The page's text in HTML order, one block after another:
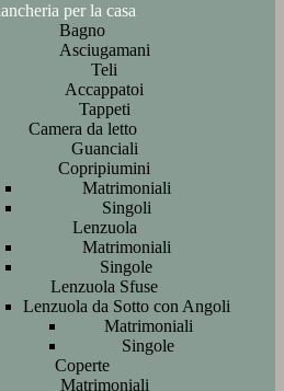
per la casa
Bagno
Asciugamani
Teli
Accappatoi
Tappeti
Camera da letto
Guanciali
Copripiumini
Matrimoniali
Singoli
Lenzuola
Matrimoniali
Singole
Lenzuola Sfuse
Lenzuola da Sotto con Angoli
Matrimoniali
Singole
Coperte
Matrimoniali